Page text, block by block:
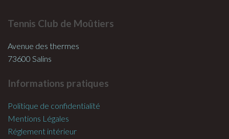
Tennis Club de Moûtiers
Avenue des thermes
73600 Salins
Informations pratiques
Politique de confidentialité
Mentions Légales
Réglement intérieur